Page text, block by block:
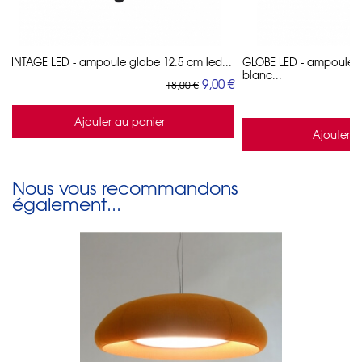
VINTAGE LED - ampoule globe 12.5 cm led...
18,00 € 9,00 €
Ajouter au panier
GLOBE LED - ampoule
blanc...
Ajouter
Nous vous recommandons
également...